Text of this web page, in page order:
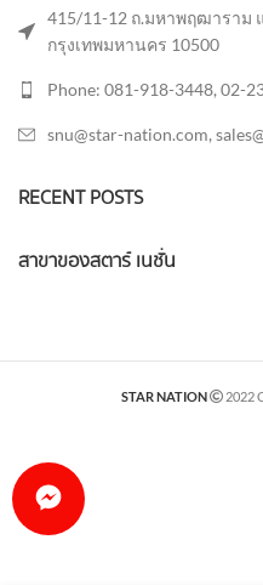
415/11-12 ถ.มหาพฤฒาราม
กรุงเทพมหานคร 10500
Phone: 081-918-3448, 02-
snu@star-nation.com,
RECENT POSTS
สาขาของสตาร์ เนชั่น
STAR NATION 2022